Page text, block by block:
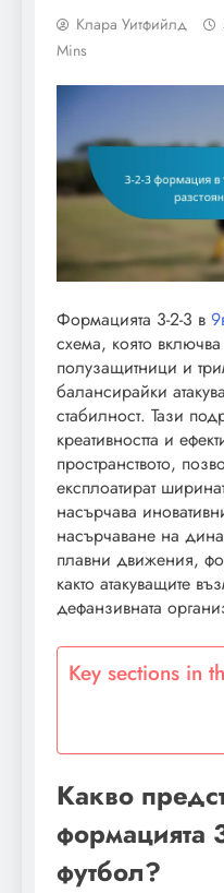
Клара Уитфийлд
Mins
Формацията 3-2-3 в
схема, която
полузащитници и
балансирайки
стабилност. Тази
креативността и
пространството,
експлоатират
насърчава
насърчаване на
плавни движения,
както атакуващите
дефанзивната
Key sections in
Какво
формацията
футбол?